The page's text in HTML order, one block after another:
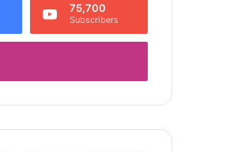
75,700
Subscribers